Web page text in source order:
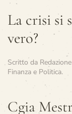
La crisi si
vero?
Scritto da Redazione
Finanza e Politica.
Cgia